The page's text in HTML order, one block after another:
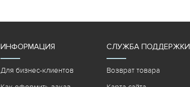
ИНФОРМАЦИЯ
Для бизнес-клиентов
СЛУЖБА ПОДДЕРЖКИ
Возврат товара